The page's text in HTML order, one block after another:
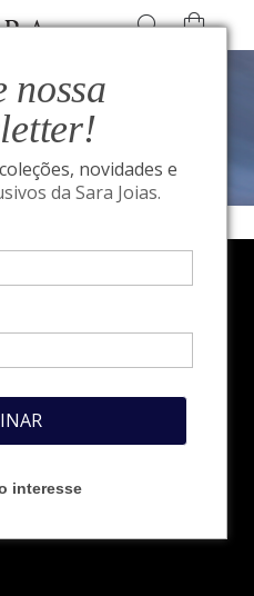
nossa
novidades e
da Sara Joias.
interesse